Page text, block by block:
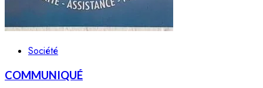
Société
COMMUNIQUÉ